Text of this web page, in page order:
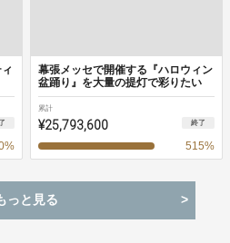
%
幕張メッセで開催する『ハロウィン
盆踊り』を大量の提灯で彩りたい
累計
¥25,793,600 終了
515%
っと見る